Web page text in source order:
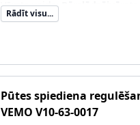
Vārsta veids:
Rādīt visu...
Pūtes spiediena
VEMO V10-63-0017